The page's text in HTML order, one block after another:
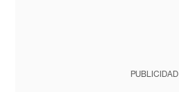
PUBLICIDAD